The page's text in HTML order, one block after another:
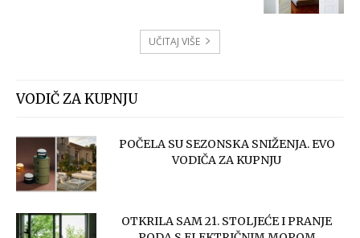
UČITAJ VIŠE
VODIČ ZA KUPNJU
POČELA SU SEZONSKA SNIŽENJA. EVO
VODIČA ZA KUPNJU
OTKRILA SAM 21. STOLJEĆE I PRANJE